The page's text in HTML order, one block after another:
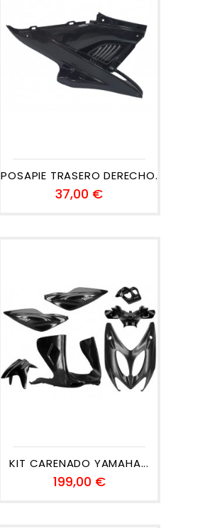
POSAPIE TRASERO DERECHO...
37,00 €Precio
KIT CARENADO YAMAHA...
199,00 €Precio